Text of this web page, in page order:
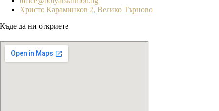
Христо Караминков 2, Велико Търново
Къде да ни откриете